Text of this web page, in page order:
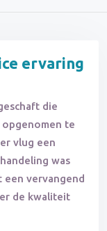
ervaring
die
opgenomen te
vlug een
was
vervangend
de kwaliteit